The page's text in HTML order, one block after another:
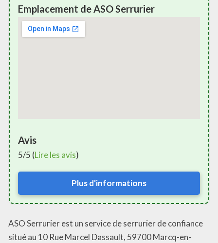
Emplacement de ASO Serrurier
Avis
5/5 (Lire les avis)
Plus d'informations
ASO Serrurier est un service de serrurier de confiance
situé au 10 Rue Marcel Dassault, 59700 Marcq-en-